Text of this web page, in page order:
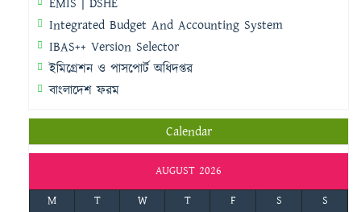
Integrated Budget And Accounting System
IBAS++ Version Selector
ইমিগ্রেশন ও পাসপোর্ট অধিদপ্তর
বাংলাদেশ ফরম
Calendar
AUGUST 2026
M
T W T F S
S